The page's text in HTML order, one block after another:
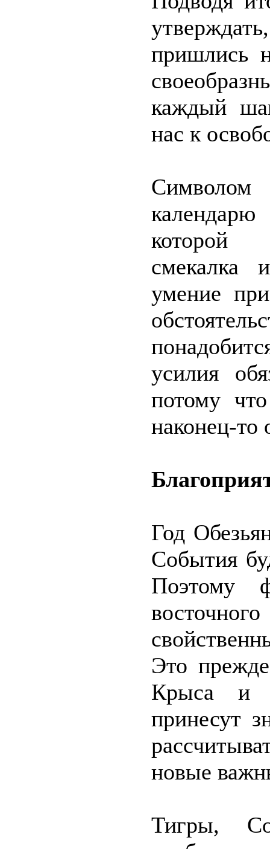
пришлись
каждый
нас к
календарю
которой
смекалка
умение
усилия
потому
наконец-то
Год
События
Поэтому
Это
Крыса и
принесут
новые
Тигры,